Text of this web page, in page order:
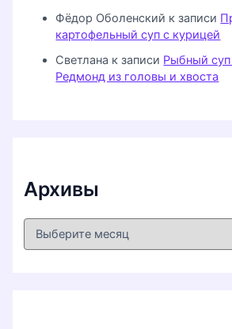
Фёдор Оболенский к записи
картофельный суп с курицей
Светлана к записи Рыбный суп
Редмонд из головы и хвоста
Архивы
А